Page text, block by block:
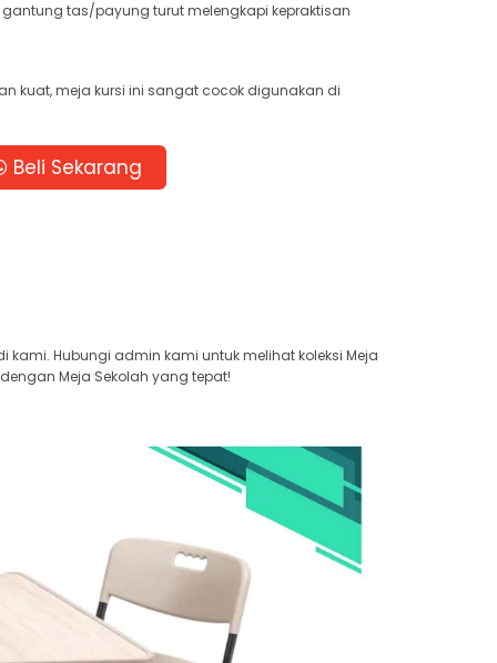
tas/payung turut melengkapi kepraktisan
kuat, meja kursi ini sangat cocok digunakan di
Beli Sekarang
Hubungi admin kami untuk melihat koleksi Meja
Meja Sekolah yang tepat!